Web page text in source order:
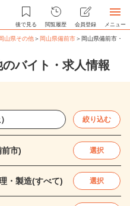
後で見る 閲覧履歴 会員登録 メニュー
山県その他＞ 岡山県備前市＞ 岡山県備前市・
バイト・求人情報
絞り込む
市) 選択
・製造(すべて) 選択